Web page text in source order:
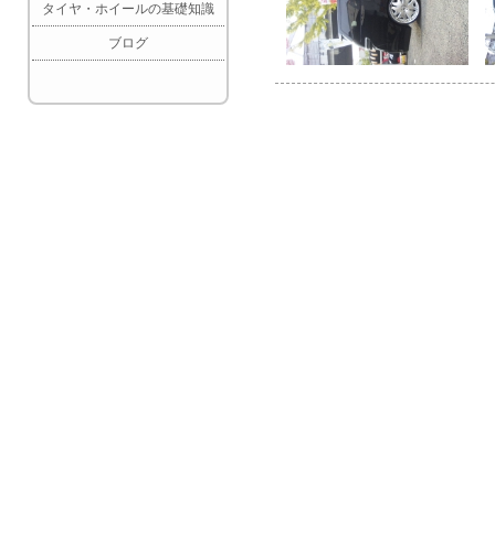
タイヤ・ホイールの基礎知識
ブログ